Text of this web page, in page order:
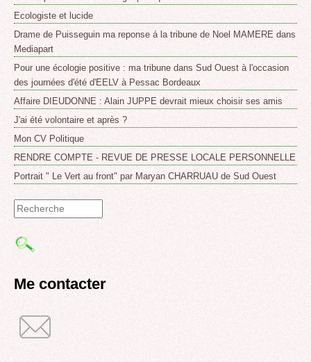
Ecologiste et lucide
Drame de Puisseguin ma reponse á la tribune de Noel MAMERE dans
Mediapart
Pour une écologie positive : ma tribune dans Sud Ouest à l'occasion
des journées d'été d'EELV à Pessac Bordeaux
Affaire DIEUDONNE : Alain JUPPE devrait mieux choisir ses amis
J'ai été volontaire et après ?
Mon CV Politique
RENDRE COMPTE - REVUE DE PRESSE LOCALE PERSONNELLE
Portrait " Le Vert au front" par Maryan CHARRUAU de Sud Ouest
Formulaire
de
recherche
Me contacter